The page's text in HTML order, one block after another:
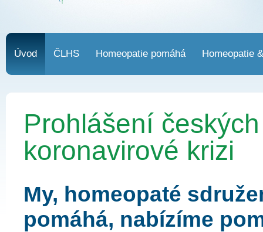
Úvod ČLHS Homeopatie pomáhá Homeopatie
Prohlášení
koronavirové krizi
My, homeopaté
pomáhá, nabízíme